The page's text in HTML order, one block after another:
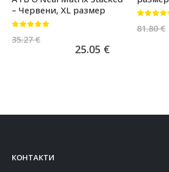
– Червени, XL размер
35.27€
25.05 €
81.80€
КОНТАКТИ